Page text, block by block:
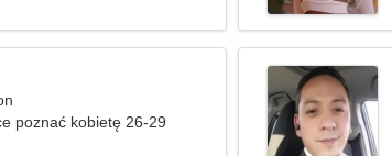
poznać kobietę 26-29